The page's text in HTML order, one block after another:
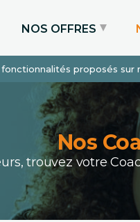
proposés
NOS OFFRES
Coaching Express
Coaching
Coaching Sur-
Nos
trouvez votre